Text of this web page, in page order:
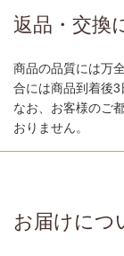
返品・交換
商品の品質には万
合には商品到着後3
なお、お客様のご
おりません。
お届けにつ